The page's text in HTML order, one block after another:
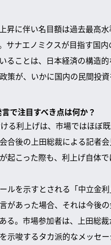
昇に伴い名目額は過去最高
サナエノミクスが目指す国
ることは、日本経済の構造
策が、いかに国内の民間投
で注目すべき点は何か？
る利上げは、市場ではほぼ
合後の上田総裁による記者
起こった際も、利上げ自体
ルを示すとされる「中立金
があった場合、それは今後
る。市場参加者は、上田総
示唆するタカ派的なメッセ